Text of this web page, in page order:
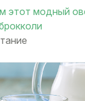
этот модный